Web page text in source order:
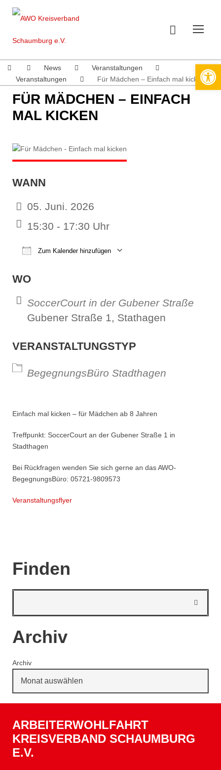
News
Veranstaltungen
Veranstaltungen
Für Mädchen – Einfach mal kicken
FÜR MÄDCHEN – EINFACH
MAL KICKEN
WANN
05. Juni. 2026
15:30 - 17:30 Uhr
Zum Kalender hinzufügen
WO
SoccerCourt in der Gubener Straße
Gubener Straße 1, Stathagen
VERANSTALTUNGSTYP
BegegnungsBüro Stadthagen
Einfach mal kicken – für Mädchen ab 8 Jahren
Treffpunkt: SoccerCourt an der Gubener Straße 1 in
Stadthagen
Bei Rückfragen wenden Sie sich gerne an das AWO-
BegegnungsBüro: 05721-9809573
Veranstaltungsflyer
Finden
Archiv
Archiv
ARBEITERWOHLFAHRT
KREISVERBAND SCHAUMBURG
E.V.
Werkzeugleiste öffnen